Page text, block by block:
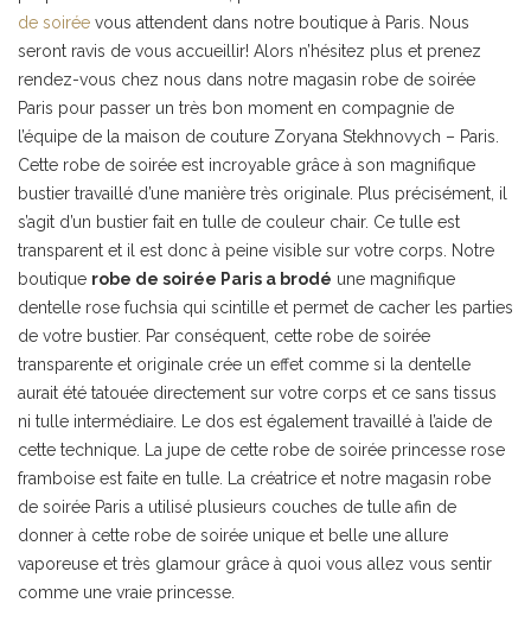
de soirée vous attendent dans notre boutique à Paris. Nous
seront ravis de vous accueillir! Alors n’hésitez plus et prenez
rendez-vous chez nous dans notre magasin robe de soirée
Paris pour passer un très bon moment en compagnie de
l’équipe de la maison de couture Zoryana Stekhnovych – Paris.
Cette robe de soirée est incroyable grâce à son magnifique
bustier travaillé d’une manière très originale. Plus précisément, il
s’agit d’un bustier fait en tulle de couleur chair. Ce tulle est
transparent et il est donc à peine visible sur votre corps. Notre
boutique robe de soirée Paris a brodé une magnifique
dentelle rose fuchsia qui scintille et permet de cacher les parties
de votre bustier. Par conséquent, cette robe de soirée
transparente et originale crée un effet comme si la dentelle
aurait été tatouée directement sur votre corps et ce sans tissus
ni tulle intermédiaire. Le dos est également travaillé à l’aide de
cette technique. La jupe de cette robe de soirée princesse rose
framboise est faite en tulle. La créatrice et notre magasin robe
de soirée Paris a utilisé plusieurs couches de tulle afin de
donner à cette robe de soirée unique et belle une allure
vaporeuse et très glamour grâce à quoi vous allez vous sentir
comme une vraie princesse.